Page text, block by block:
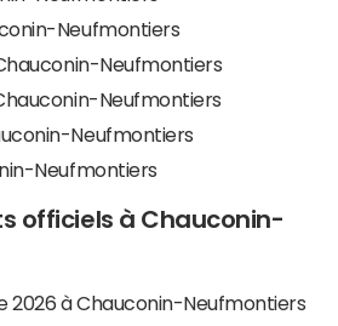
Neufmontiers
Neufmontiers
Neufmontiers
Neufmontiers
Neufmontiers
officiels à Chauconin-
2026 à Chauconin-Neufmontiers